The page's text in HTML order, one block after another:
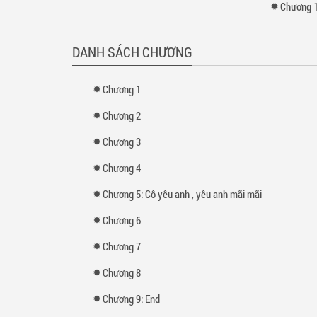
Chương
DANH SÁCH CHƯƠNG
Chương 1
Chương 2
Chương 3
Chương 4
Chương 5: Cô yêu anh , yêu anh mãi mãi
Chương 6
Chương 7
Chương 8
Chương 9: End